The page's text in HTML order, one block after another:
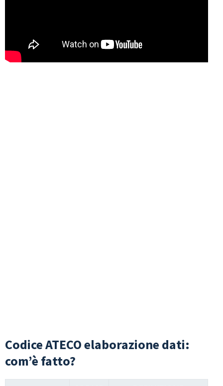
Codice ATECO elaborazione dati:
com’è fatto?